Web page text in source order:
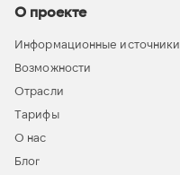
О проекте
Информационные источники
Возможности
Отрасли
Тарифы
О нас
Блог